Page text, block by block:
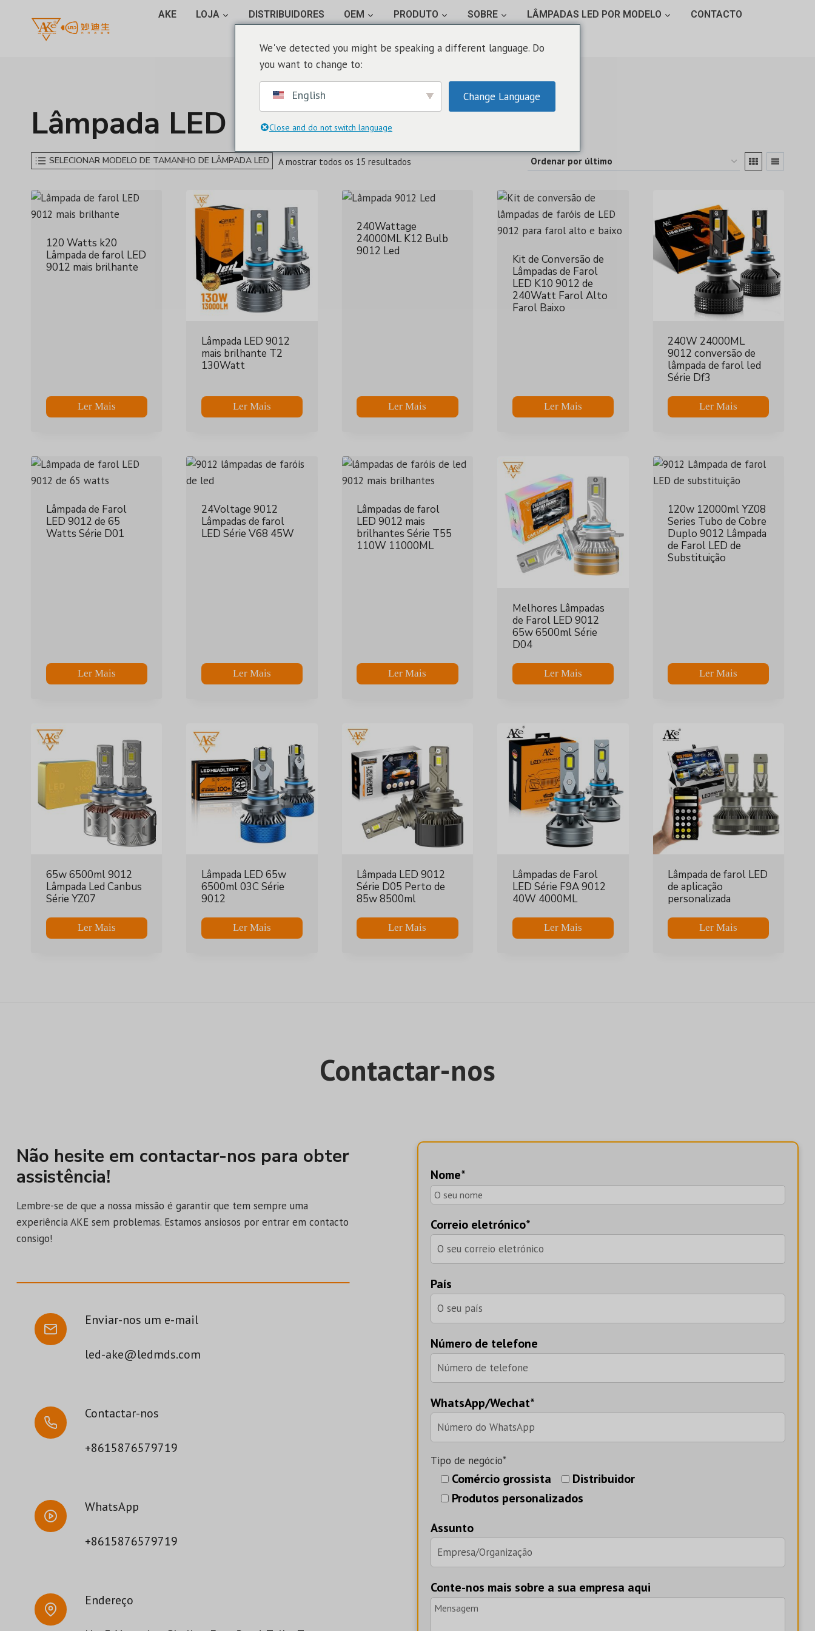
AKE LOJA DISTRIBUIDORES OEM PRODUTO SOBRE LÂMPADAS LED POR MODELO CONTACTO
ENVIAR INQUÉRITO
Lâmpada LED 9012
SELECIONAR MODELO DE TAMANHO DE LÂMPADA LED A mostrar todos os 15 resultadosOrdenado
último
120 Watts k20
Lâmpada de farol LED
9012 mais brilhante
Ler Mais
Lâmpada LED 9012
mais brilhante T2
130Watt
Ler Mais
240Wattage
24000ML K12 Bulb
9012 Led
Ler Mais
Kit de Conversão de
Lâmpadas de Farol
LED K10 9012 de
240Watt Farol Alto
Farol Baixo
Ler Mais
240W 24000ML
9012 conversão de
lâmpada de farol led
Série Df3
Ler Mais
Lâmpada de Farol
LED 9012 de 65
Watts Série D01
Ler Mais
24Voltage 9012
Lâmpadas de farol
LED Série V68 45W
Ler Mais
Lâmpadas de farol
LED 9012 mais
brilhantes Série T55
110W 11000ML
Ler Mais
Melhores Lâmpadas
de Farol LED 9012
65w 6500ml Série
D04
Ler Mais
120w 12000ml YZ08
Series Tubo de Cobre
Duplo 9012 Lâmpada
de Farol LED de
Substituição
Ler Mais
65w 6500ml 9012
Lâmpada Led Canbus
Série YZ07
Ler Mais
Lâmpada LED 65w
6500ml 03C Série
9012
Ler Mais
Lâmpada LED 9012
Série D05 Perto de
85w 8500ml
Ler Mais
Lâmpadas de Farol
LED Série F9A 9012
40W 4000ML
Ler Mais
Lâmpada de farol LED
de aplicação
personalizada
Ler Mais
Contactar-nos
Não hesite em contactar-nos para obter
assistência!
Lembre-se de que a nossa missão é garantir que tem sempre uma
experiência AKE sem problemas. Estamos ansiosos por entrar em contacto
consigo!
Enviar-nos um e-mail
led-ake@ledmds.com
Contactar-nos
+8615876579719
WhatsApp
+8615876579719
Endereço
Nome*
Correio eletrónico*
País
Número de telefone
WhatsApp/Wechat*
Tipo de negócio*
Comércio grossista
Distribuidor
Produtos personalizados
Assunto
Conte-nos mais sobre a sua empresa aqui
We've detected you might be speaking a different language. Do
you want to change to:
English Change Language
Close and do not switch language